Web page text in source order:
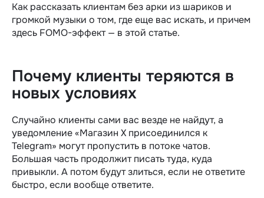
Как рассказать клиентам без арки из шариков и
громкой музыки о том, где еще вас искать, и причем
здесь FOMO-эффект — в этой статье.
Почему клиенты теряются в
новых условиях
Случайно клиенты сами вас везде не найдут, а
уведомление «Магазин X присоединился к
Telegram» могут пропустить в потоке чатов.
Большая часть продолжит писать туда, куда
привыкли. А потом будут злиться, если не ответите
быстро, если вообще ответите.